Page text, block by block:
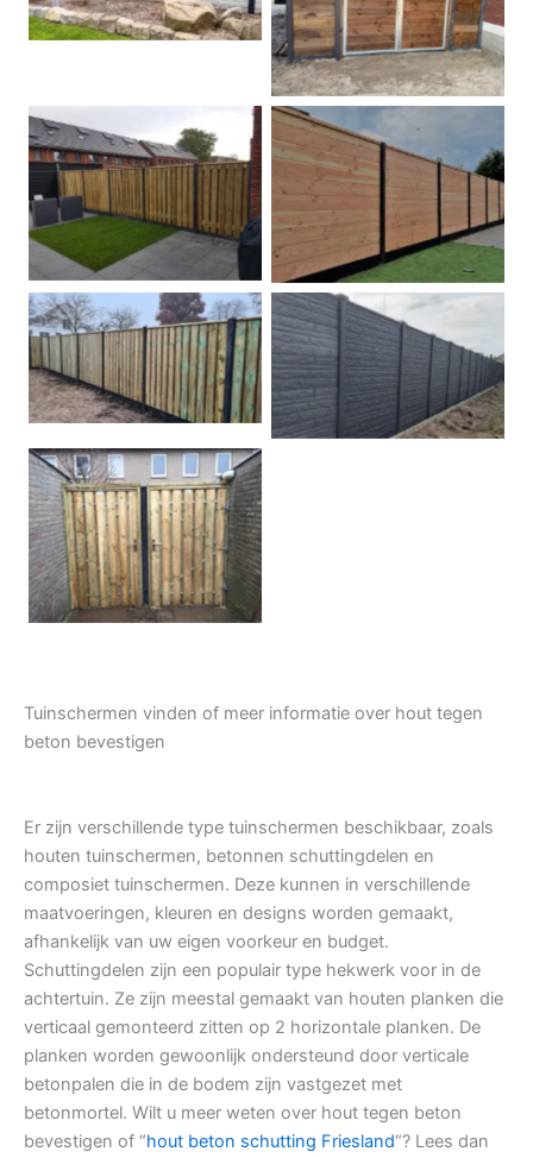
Dubbele poort
Betonpalen schutting Douglas
Hout beton schuttingen Rots motief antraciet
Tuindeur grenen
Tuinschermen vinden of meer informatie over hout tegen
beton bevestigen
Er zijn verschillende type tuinschermen beschikbaar, zoals
houten tuinschermen, betonnen schuttingdelen en
composiet tuinschermen. Deze kunnen in verschillende
maatvoeringen, kleuren en designs worden gemaakt,
afhankelijk van uw eigen voorkeur en budget.
Schuttingdelen zijn een populair type hekwerk voor in de
achtertuin. Ze zijn meestal gemaakt van houten planken die
verticaal gemonteerd zitten op 2 horizontale planken. De
planken worden gewoonlijk ondersteund door verticale
betonpalen die in de bodem zijn vastgezet met
betonmortel. Wilt u meer weten over hout tegen beton
bevestigen of “hout beton schutting Friesland“? Lees dan